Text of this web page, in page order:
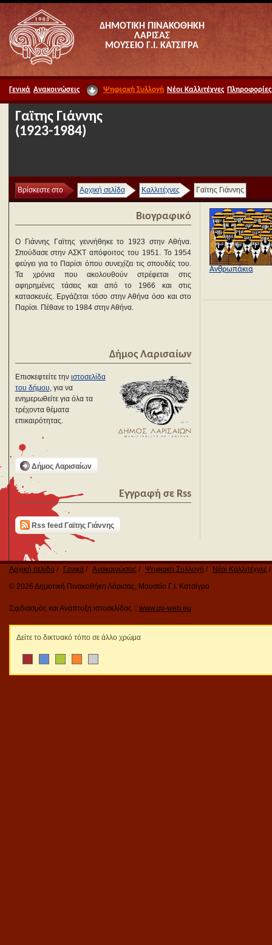
ΔΗΜΟΤΙΚΗ ΠΙΝΑΚΟΘΗΚΗ
ΛΑΡΙΣΑΣ
ΜΟΥΣΕΙΟ Γ.Ι. ΚΑΤΣΙΓΡΑ
Γενικά Ανακοινώσεις Ψηφιακή Συλλογή Νέοι Καλλιτέχνες Πληροφορίες
Γαϊτης Γιάννης
(1923-1984)
Βρίσκεστε στο Αρχική σελίδα Καλλιτέχνες Γαϊτης Γιάννης
Βιογραφικό
Ο Γιάννης Γαϊτης γεννήθηκε το 1923 στην Αθήνα.
Σπούδασε στην ΑΣΚΤ απόφοιτος του 1951. Το 1954
φεύγει για το Παρίσι όπου συνεχίζει τις σπουδές του.
Τα χρόνια που ακολουθούν στρέφεται στις
αφηρημένες τάσεις και από το 1966 και στις
κατασκευές. Εργάζεται τόσο στην Αθήνα όσο και στο
Παρίσι. Πέθανε το 1984 στην Αθήνα.
Δήμος Λαρισαίων
Επισκεφτείτε την ιστοσελίδα
του δήμου, για να
ενημερωθείτε για όλα τα
τρέχοντα θέματα
επικαιρότητας.
Δήμος Λαρισαίων
Εγγραφή σε Rss
Rss feed Γαϊτης Γιάννης
Ανθρωπάκια
Αρχική σελίδα Γενικά Ανακοινώσεις Ψηφιακή Συλλογή
Νέοι Καλλιτέχνες
© 2026 Δημοτική Πινακοθήκη Λάρισας, Μουσείο Γ.Ι. Κατσίγρα
Σχεδιασμός και Ανάπτυξη ιστοσελίδας :: www.qv-web.eu
Δείτε το δικτυακό τόπο σε άλλο χρώμα